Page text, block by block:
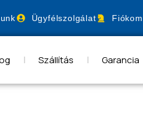
Ügyfélszolgálat Fiókom
Szállítás Garancia